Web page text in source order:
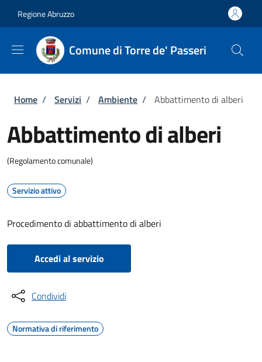
Regione Abruzzo
Comune di Torre de' Passeri
Briciole di pane
Home / Servizi / Ambiente / Abbattimento di alberi
Abbattimento di alberi
(Regolamento comunale)
Servizio attivo
Procedimento di abbattimento di alberi
Accedi al servizio
Condividi
Normativa di riferimento